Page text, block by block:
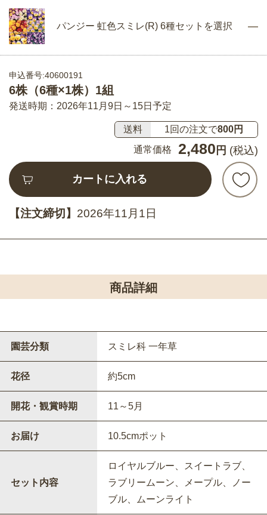
パンジー 虹色スミレ(R) 6種セットを選択
申込番号:40600191
6株（6種×1株）1組
発送時期：2026年11月9日～15日予定
送料 1回の注文で800円
通常価格
2,480 円 (税込)
カートに入れる
【注文締切】 2026年11月1日
商品詳細
園芸分類 スミレ科 一年草
花径 約5cm
開花・観賞時期 11～5月
お届け 10.5cmポット
セット内容
ロイヤルブルー、スイートラブ、
ラブリームーン、メープル、ノー
ブル、ムーンライト